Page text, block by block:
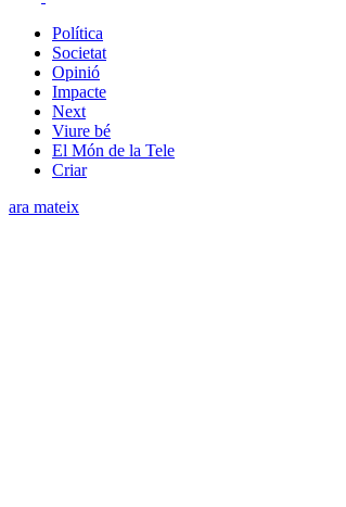
Política
Societat
Opinió
Impacte
Next
Viure bé
El Món de la Tele
Criar
ara mateix